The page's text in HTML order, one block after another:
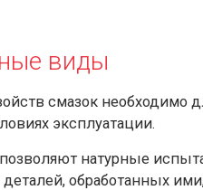
виды
смазок необходимо
эксплуатации.
натурные
обработанных